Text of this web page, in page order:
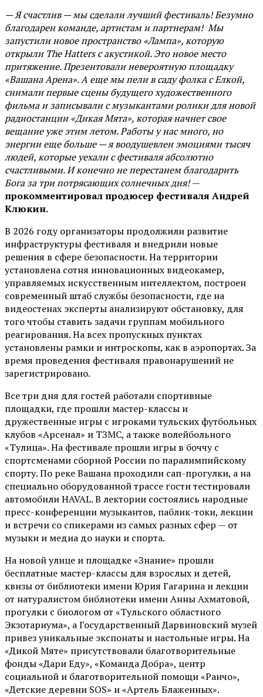
— Я счастлив — мы сделали лучший фестиваль! Безумно
благодарен команде, артистам и партнерам! Мы
запустили новое пространство «Лампа», которую
открыли The Hatters с акустикой. Это новое место
притяжение. Презентовали невероятную площадку
«Вашана Арена». А еще мы пели в саду фолка с Елкой,
снимали первые сцены будущего художественного
фильма и записывали с музыкантами ролики для новой
радиостанции «Дикая Мята», которая начнет свое
вещание уже этим летом. Работы у нас много, но
энергии еще больше — я воодушевлен эмоциями тысяч
людей, которые уехали с фестиваля абсолютно
счастливыми. И конечно не перестанем благодарить
Бога за три потрясающих солнечных дня!—
прокомментировал продюсер фестиваля Андрей
Клюкин.
В 2026 году организаторы продолжили развитие
инфраструктуры фестиваля и внедрили новые
решения в сфере безопасности. На территории
установлена сотня инновационных видеокамер,
управляемых искусственным интеллектом, построен
современный штаб службы безопасности, где на
видеостенах эксперты анализируют обстановку, для
того чтобы ставить задачи группам мобильного
реагирования. На всех пропускных пунктах
установлены рамки и интроскопы, как в аэропортах. За
время проведения фестиваля правонарушений не
зарегистрировано.
Все три дня для гостей работали спортивные
площадки, где прошли мастер-классы и
дружественные игры с игроками тульских футбольных
клубов «Арсенал» и ТЗМС, а также волейбольного
«Тулица». На фестивале прошли игры в боччу с
спортсменами сборной России по паралимпийскому
спорту. По реке Вашана проходили сап-прогулки, а на
специально оборудованной трассе гости тестировали
автомобили HAVAL. В лектории состоялись народные
пресс-конференции музыкантов, паблик-токи, лекции
и встречи со спикерами из самых разных сфер — от
музыки и медиа до науки и спорта.
На новой улице и площадке «Знание» прошли
бесплатные мастер-классы для взрослых и детей,
квизы от библиотеки имени Юрия Гагарина и лекции
от натуралистом библиотеки имени Анны Ахматовой,
прогулки с биологом от «Тульского областного
Экзотариума», а Государственный Дарвиновский музей
привез уникальные экспонаты и настольные игры. На
«Дикой Мяте» присутствовали благотворительные
фонды «Дари Еду», «Команда Добра», центр
социальной и благотворительной помощи «Ранчо»,
«Детские деревни SOS» и «Артель Блаженных».